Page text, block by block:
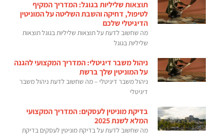
תוצאות שליליות בגוגל: המדריך המקיף
לטיפול, דחיקה והשבת השליטה על המוניטין
הדיגיטלי שלכם
מה שחשוב לדעת על תוצאות שליליות בגוגל תוצאות
שליליות בגוגל
ניהול משבר דיגיטלי: המדריך המקצועי להגנה
על המוניטין שלך ברשת
ניהול משבר דיגיטלי – מה שחשוב לדעת ניהול משבר
דיגיטלי
בדיקת מוניטין לעסקים: המדריך המקצועי
המלא לשנת 2025
מה שחשוב לדעת על בדיקת מוניטין לעסקים בדיקת